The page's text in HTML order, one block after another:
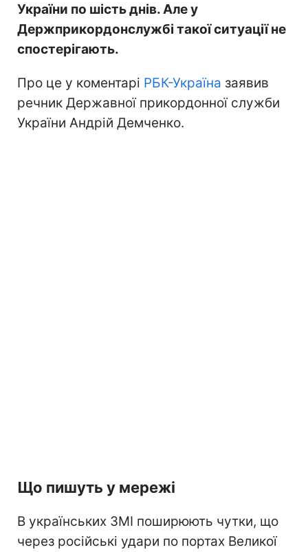
України по шість днів. Але у
Держприкордонслужбі такої ситуації не
спостерігають.
Про це у коментарі РБК-Україна заявив
речник Державної прикордонної служби
України Андрій Демченко.
Що пишуть у мережі
В українських ЗМІ поширюють чутки, що
через російські удари по портах Великої